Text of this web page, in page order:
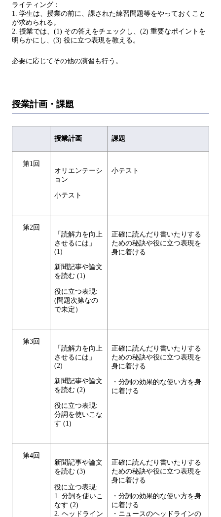
ライティング：
1. 学生は、授業の前に、課された練習問題等をやっておくこと
が求められる。
2. 授業では、(1) その答えをチェックし、(2) 重要なポイントを
明らかにし、(3) 役に立つ表現を教える。
必要に応じてその他の演習も行う。
授業計画・課題
授業計画 課題
第1回
オリエンテーシ
ョン
小テスト
小テスト
第2回
「読解力を向上
させるには」
(1)
新聞記事や論文
を読む (1)
役に立つ表現:
(問題次第なの
で未定）
正確に読んだり書いたりする
ための秘訣や役に立つ表現を
身に着ける
第3回
「読解力を向上
させるには」
(2)
新聞記事や論文
を読む (2)
役に立つ表現:
分詞を使いこな
す (1)
正確に読んだり書いたりする
ための秘訣や役に立つ表現を
身に着ける
・分詞の効果的な使い方を身
に着ける
第4回
新聞記事や論文
を読む (3)
役に立つ表現:
1. 分詞を使いこ
なす (2)
2. ヘッドライン
正確に読んだり書いたりする
ための秘訣や役に立つ表現を
身に着ける
・分詞の効果的な使い方を身
に着ける
・ニュースのヘッドラインの